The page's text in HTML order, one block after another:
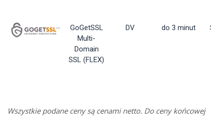
GoGetSSL
Multi-
Domain
SSL (FLEX)
DV do 3 minut
Wszystkie podane ceny są cenami netto. Do ceny końcowej